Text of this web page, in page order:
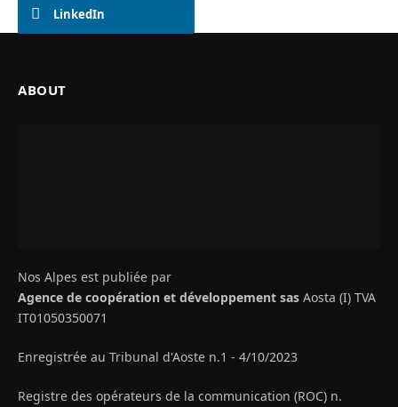
LinkedIn
ABOUT
Nos Alpes est publiée par
Agence de coopération et développement sas Aosta (I) TVA
IT01050350071
Enregistrée au Tribunal d'Aoste n.1 - 4/10/2023
Registre des opérateurs de la communication (ROC) n.